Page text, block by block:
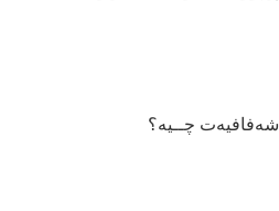
شەفافیەت چــیە؟